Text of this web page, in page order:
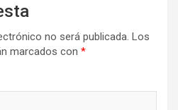
no será publicada. Los
marcados con *